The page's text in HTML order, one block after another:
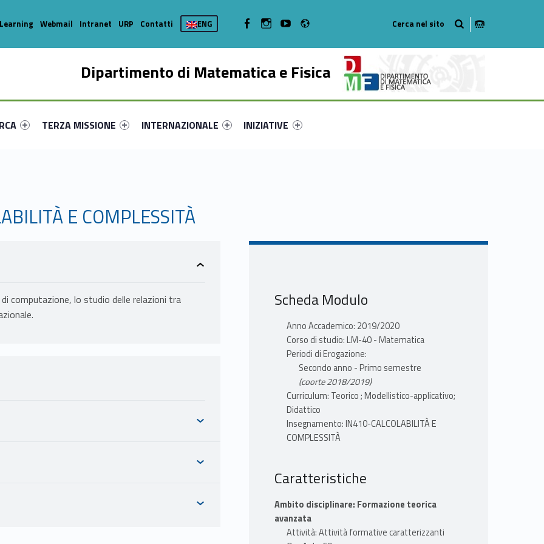
Dipartimento di Matematica e Fisica
primary-66385-16
#link-menu-primary-81843-35
Link identifier #link-menu-primary-28022-44
TERZA MISSIONE
Link identifier #link-menu-primary-11210-53
INTERNAZIONALE
Link identifier #link-menu-primary-99122-62
INIZIATIVE
Webmail Intranet URP Contatti ENG WebMan on FacebookWebMan on Instagram
WebMan on Youtube
E COMPLESSITÀ
computazione, lo studio delle relazioni tra
Scheda Modulo
Anno Accademico: 2019/2020
Corso di studio: LM-40 - Matematica
Periodi di Erogazione:
Secondo anno - Primo semestre
(coorte 2018/2019)
Curriculum: Teorico ; Modellistico-applicativo;
Didattico
Insegnamento: IN410-CALCOLABILITÀ E
COMPLESSITÀ
Caratteristiche
Ambito disciplinare: Formazione teorica
avanzata
Attività: Attività formative caratterizzanti